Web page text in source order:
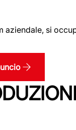
aziendale, si